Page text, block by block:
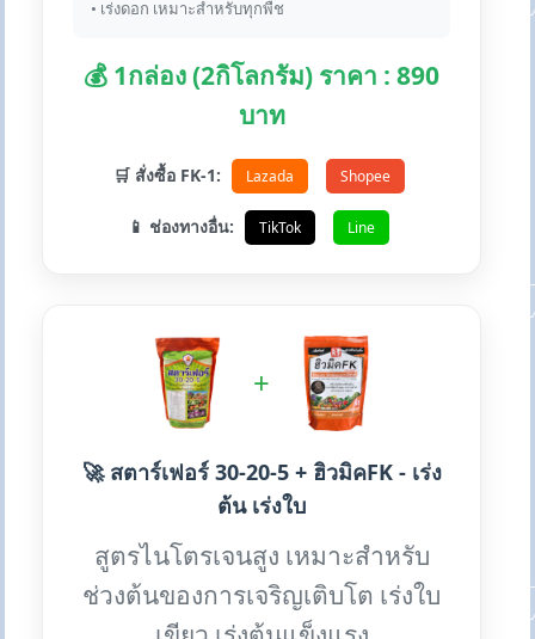
• เร่งดอก เหมาะสำหรับทุกพืช
💰 1กล่อง (2กิโลกรัม) ราคา : 890
บาท
🛒 สั่งซื้อ FK-1: Lazada Shopee
📱 ช่องทางอื่น: TikTok Line
+
🚀 สตาร์เฟอร์ 30-20-5 + ฮิวมิคFK - เร่ง
ต้น เร่งใบ
สูตรไนโตรเจนสูง เหมาะสำหรับ
ช่วงต้นของการเจริญเติบโต เร่งใบ